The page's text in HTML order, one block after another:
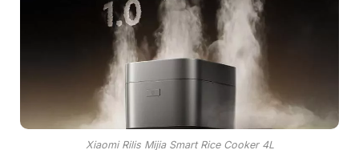
Xiaomi Rilis Mijia Smart Rice Cooker 4L